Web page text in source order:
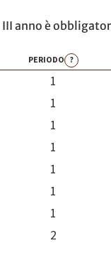
anno è
PERIODO ?
1
1
1
1
1
1
1
2